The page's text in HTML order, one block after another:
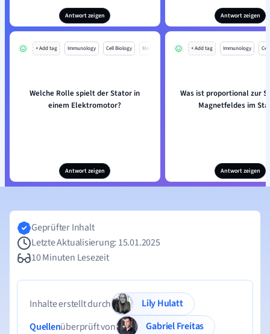
Antwort zeigen Antwort zeigen
+ Add tag Immunology Cell Biology Mo
Welche Rolle spielt der Stator in
einem Elektromotor?
Antwort zeigen
+ Add tag Immunology
Was ist proportional zur
Magnetfeldes im
Antwort zeigen
Geprüfter Inhalt
Letzte Aktualisierung: 15.01.2025
10 Minuten Lesezeit
Inhalte erstellt durch
Lily Hulatt
Quellenüberprüft von
Gabriel Freitas